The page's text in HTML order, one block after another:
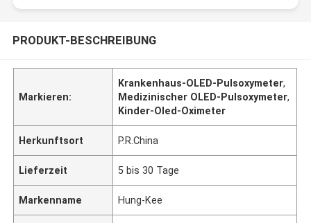
PRODUKT-BESCHREIBUNG
Markieren:
Krankenhaus-OLED-Pulsoxymeter,
Medizinischer OLED-Pulsoxymeter,
Kinder-Oled-Oximeter
Herkunftsort P.R.China
Lieferzeit 5 bis 30 Tage
Markenname Hung-Kee